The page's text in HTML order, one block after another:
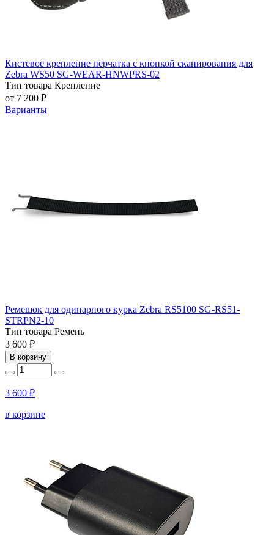
Кистевое крепление перчатка с кнопкой сканирования для
Zebra WS50 SG-WEAR-HNWPRS-02
Тип товара Крепление
от 7 200 ₽
Варианты
Ремешок для одинарного курка Zebra RS5100 SG-RS51-
STRPN2-10
Тип товара Ремень
3 600 ₽
В корзину
3 600 ₽
в корзине